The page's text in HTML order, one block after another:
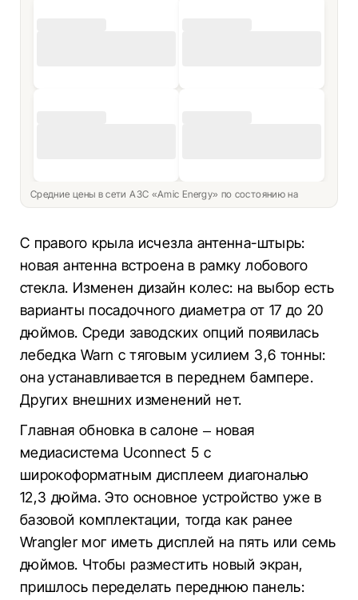
Средние цены в сети АЗС «Amic Energy» по состоянию на
С правого крыла исчезла антенна-штырь:
новая антенна встроена в рамку лобового
стекла. Изменен дизайн колес: на выбор есть
варианты посадочного диаметра от 17 до 20
дюймов. Среди заводских опций появилась
лебедка Warn с тяговым усилием 3,6 тонны:
она устанавливается в переднем бампере.
Других внешних изменений нет.
Главная обновка в салоне – новая
медиасистема Uconnect 5 с
широкоформатным дисплеем диагональю
12,3 дюйма. Это основное устройство уже в
базовой комплектации, тогда как ранее
Wrangler мог иметь дисплей на пять или семь
дюймов. Чтобы разместить новый экран,
пришлось переделать переднюю панель: